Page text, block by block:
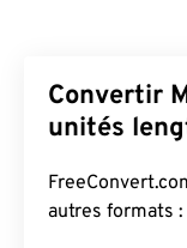
Convertir
unités
autres formats :